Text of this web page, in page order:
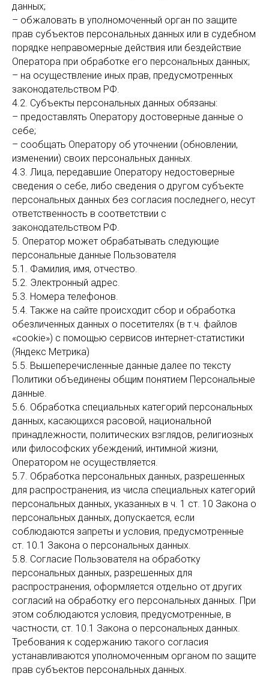
данных;
– обжаловать в уполномоченный орган по защите
прав субъектов персональных данных или в судебном
порядке неправомерные действия или бездействие
Оператора при обработке его персональных данных;
– на осуществление иных прав, предусмотренных
законодательством РФ.
4.2. Субъекты персональных данных обязаны:
– предоставлять Оператору достоверные данные о
себе;
– сообщать Оператору об уточнении (обновлении,
изменении) своих персональных данных.
4.3. Лица, передавшие Оператору недостоверные
сведения о себе, либо сведения о другом субъекте
персональных данных без согласия последнего, несут
ответственность в соответствии с
законодательством РФ.
5. Оператор может обрабатывать следующие
персональные данные Пользователя
5.1. Фамилия, имя, отчество.
5.2. Электронный адрес.
5.3. Номера телефонов.
5.4. Также на сайте происходит сбор и обработка
обезличенных данных о посетителях (в т.ч. файлов
«cookie») с помощью сервисов интернет-статистики
(Яндекс Метрика)
5.5. Вышеперечисленные данные далее по тексту
Политики объединены общим понятием Персональные
данные.
5.6. Обработка специальных категорий персональных
данных, касающихся расовой, национальной
принадлежности, политических взглядов, религиозных
или философских убеждений, интимной жизни,
Оператором не осуществляется.
5.7. Обработка персональных данных, разрешенных
для распространения, из числа специальных категорий
персональных данных, указанных в ч. 1 ст. 10 Закона о
персональных данных, допускается, если
соблюдаются запреты и условия, предусмотренные
ст. 10.1 Закона о персональных данных.
5.8. Согласие Пользователя на обработку
персональных данных, разрешенных для
распространения, оформляется отдельно от других
согласий на обработку его персональных данных. При
этом соблюдаются условия, предусмотренные, в
частности, ст. 10.1 Закона о персональных данных.
Требования к содержанию такого согласия
устанавливаются уполномоченным органом по защите
прав субъектов персональных данных.